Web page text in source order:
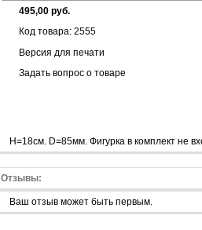
495,00 руб.
Код товара: 2555
Версия для печати
Задать вопрос о товаре
H=18см. D=85мм. Фигурка в комплект не
Отзывы:
Ваш отзыв может быть первым.